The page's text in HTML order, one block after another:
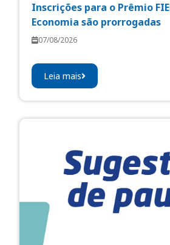
Inscrições para o Prêmio
Economia são prorrogadas
07/08/2026
Leia mais